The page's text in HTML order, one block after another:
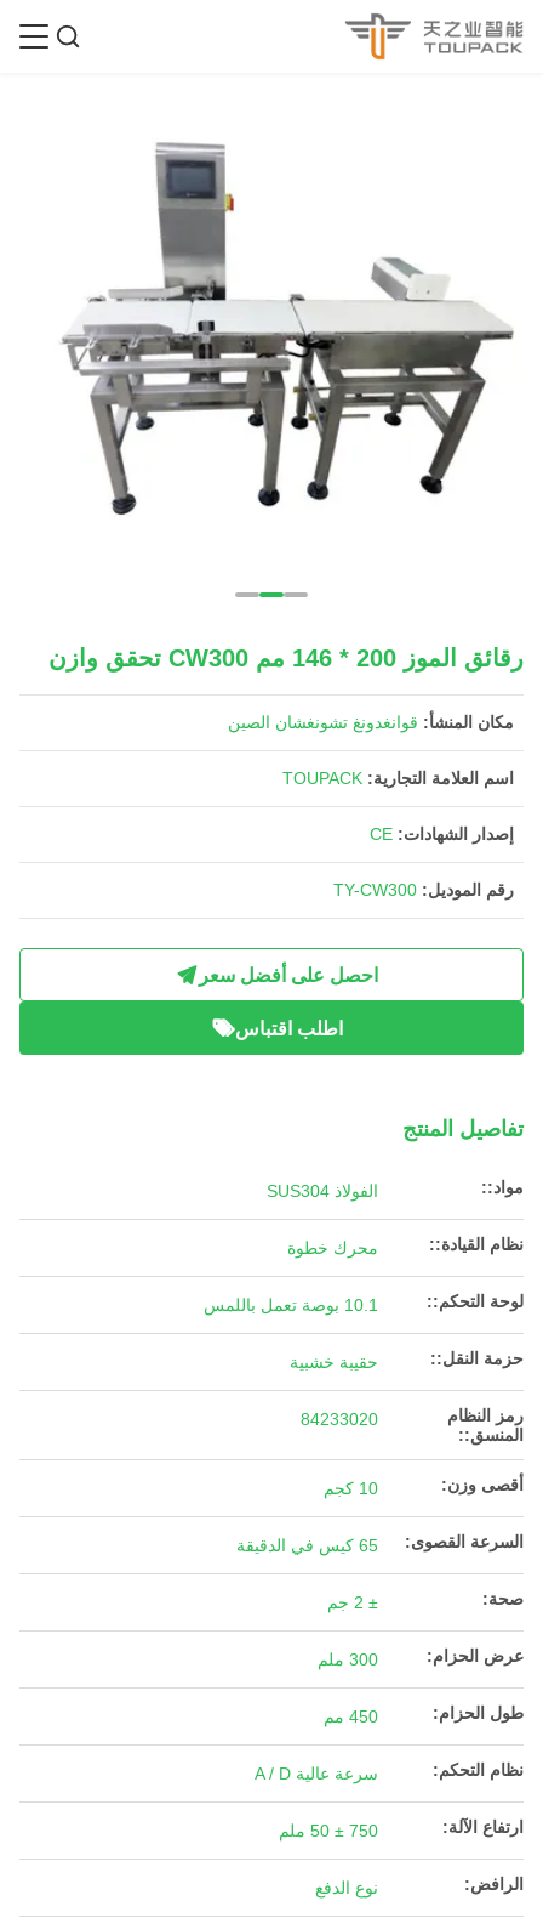
رقائق الموز 200 * 146 مم CW300 تحقق وازن
مكان المنشأ: قوانغدونغ تشونغشان الصين
اسم العلامة التجارية: TOUPACK
إصدار الشهادات: CE
رقم الموديل: TY-CW300
احصل على أفضل سعر
اطلب اقتباس
تفاصيل المنتج
مواد:: الفولاذ SUS304
نظام القيادة:: محرك خطوة
لوحة التحكم:: 10.1 بوصة تعمل باللمس
حزمة النقل:: حقيبة خشبية
رمز النظام
المنسق::
84233020
أقصى وزن: 10 كجم
السرعة القصوى: 65 كيس في الدقيقة
صحة: ± 2 جم
عرض الحزام: 300 ملم
طول الحزام: 450 مم
نظام التحكم: سرعة عالية A / D
ارتفاع الآلة: 750 ± 50 ملم
الرافض: نوع الدفع